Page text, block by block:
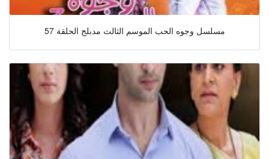
مسلسل وجوه الحب الموسم الثالث مدبلج الحلقة 57